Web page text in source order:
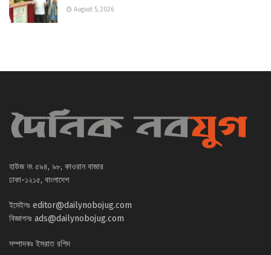
August 5, 2026
হাউজ নং ৫৯৪, ৯৮, কাওরান বাজার
ঢাকা-১২১৫, বাংলাদেশ
ইমেইলঃ editor@dailynobojug.com
বিজ্ঞাপনঃ ads@dailynobojug.com
সম্পাদকঃ ইসরাত রশিদ